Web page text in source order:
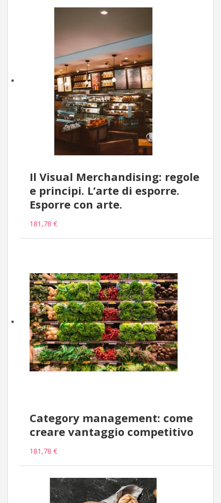
Il Visual Merchandising: regole
e principi. L’arte di esporre.
Esporre con arte.
181,78 €
Category management: come
creare vantaggio competitivo
181,78 €